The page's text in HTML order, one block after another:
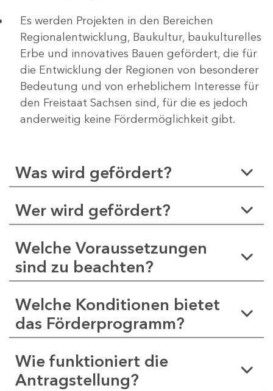
Es werden Projekten in den Bereichen
Regionalentwicklung, Baukultur, baukulturelles
Erbe und innovatives Bauen gefördert, die für
die Entwicklung der Regionen von besonderer
Bedeutung und von erheblichem Interesse für
den Freistaat Sachsen sind, für die es jedoch
anderweitig keine Fördermöglichkeit gibt.
Was wird gefördert?
Wer wird gefördert?
Welche Voraussetzungen
sind zu beachten?
Welche Konditionen bietet
das Förderprogramm?
Wie funktioniert die
Antragstellung?